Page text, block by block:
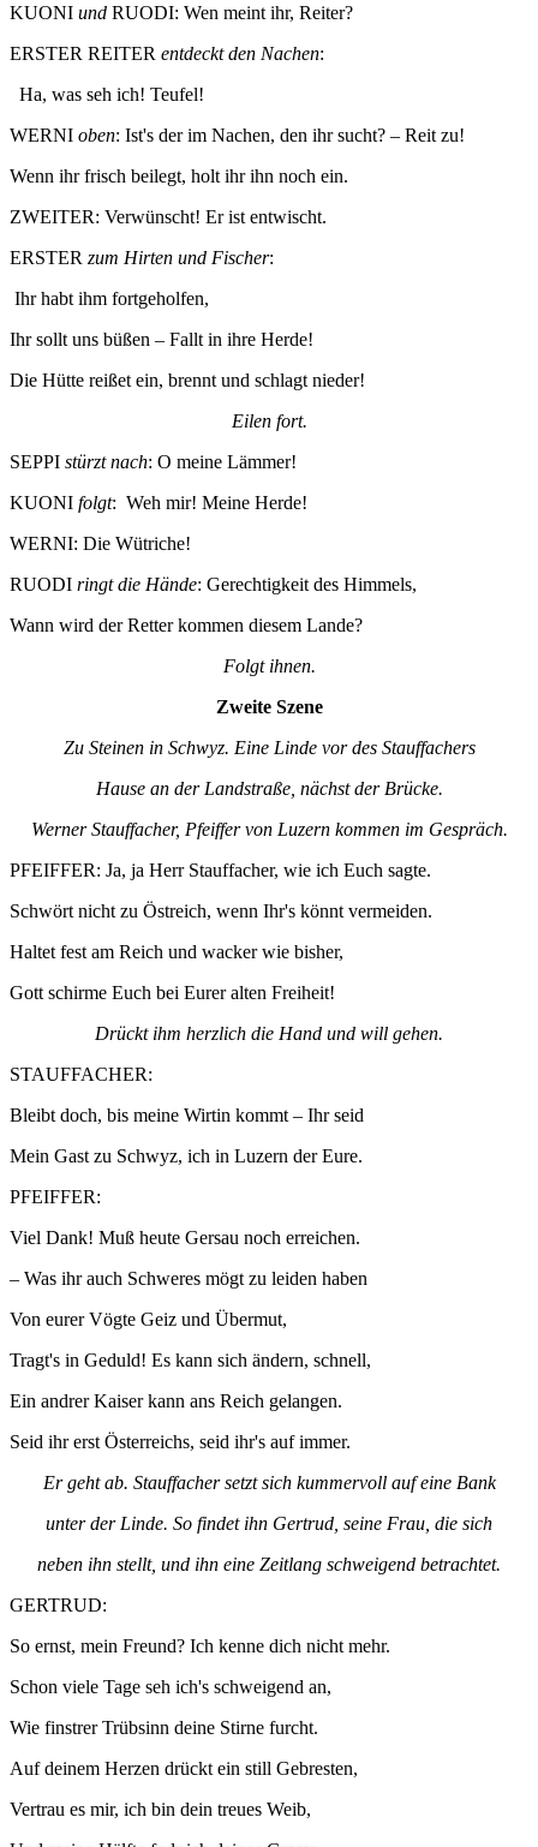
KUONI und RUODI: Wen meint ihr, Reiter?
ERSTER REITER entdeckt den Nachen:
Ha, was seh ich! Teufel!
WERNI oben: Ist's der im Nachen, den ihr sucht? – Reit zu!
Wenn ihr frisch beilegt, holt ihr ihn noch ein.
ZWEITER: Verwünscht! Er ist entwischt.
ERSTER zum Hirten und Fischer:
Ihr habt ihm fortgeholfen,
Ihr sollt uns büßen – Fallt in ihre Herde!
Die Hütte reißet ein, brennt und schlagt nieder!
Eilen fort.
SEPPI stürzt nach: O meine Lämmer!
KUONI folgt: Weh mir! Meine Herde!
WERNI: Die Wütriche!
RUODI ringt die Hände: Gerechtigkeit des Himmels,
Wann wird der Retter kommen diesem Lande?
Folgt ihnen.
Zweite Szene
Zu Steinen in Schwyz. Eine Linde vor des Stauffachers
Hause an der Landstraße, nächst der Brücke.
Werner Stauffacher, Pfeiffer von Luzern kommen im Gespräch.
PFEIFFER: Ja, ja Herr Stauffacher, wie ich Euch sagte.
Schwört nicht zu Östreich, wenn Ihr's könnt vermeiden.
Haltet fest am Reich und wacker wie bisher,
Gott schirme Euch bei Eurer alten Freiheit!
Drückt ihm herzlich die Hand und will gehen.
STAUFFACHER:
Bleibt doch, bis meine Wirtin kommt – Ihr seid
Mein Gast zu Schwyz, ich in Luzern der Eure.
PFEIFFER:
Viel Dank! Muß heute Gersau noch erreichen.
– Was ihr auch Schweres mögt zu leiden haben
Von eurer Vögte Geiz und Übermut,
Tragt's in Geduld! Es kann sich ändern, schnell,
Ein andrer Kaiser kann ans Reich gelangen.
Seid ihr erst Österreichs, seid ihr's auf immer.
Er geht ab. Stauffacher setzt sich kummervoll auf eine Bank
unter der Linde. So findet ihn Gertrud, seine Frau, die sich
neben ihn stellt, und ihn eine Zeitlang schweigend betrachtet.
GERTRUD:
So ernst, mein Freund? Ich kenne dich nicht mehr.
Schon viele Tage seh ich's schweigend an,
Wie finstrer Trübsinn deine Stirne furcht.
Auf deinem Herzen drückt ein still Gebresten,
Vertrau es mir, ich bin dein treues Weib,